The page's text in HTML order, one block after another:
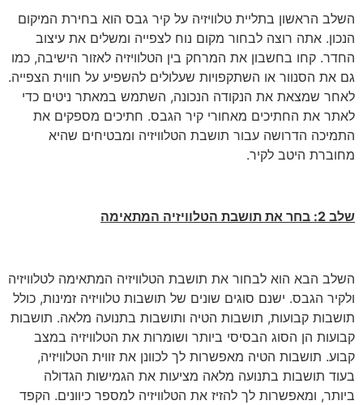
השלב הראשון בתליית טלוויזיה על קיר גבס הוא בחירת המיקום
הנכון. אתה רוצה לבחור מקום נוח לצפייה ומשלים את עיצוב
החדר. קחו בחשבון את המרחק בין הטלוויזיה לאזור הישיבה, כמו
גם את הסנוור או השתקפויות שעלולים להשפיע על חווית הצפייה.
לאחר שמצאת את הנקודה הנכונה, השתמש במאתר ניטים כדי
לאתר את החתיכים מאחורי קיר הגבס. חתיכים מספקים את
התמיכה הדרושה עבור תושבת הטלוויזיה ומבטיחים שהיא
מחוברת היטב לקיר.
שלב 2: בחר את תושבת הטלוויזיה המתאימה
השלב הבא הוא לבחור את תושבת הטלוויזיה המתאימה לטלוויזיה
ולקיר הגבס. ישנם סוגים שונים של תושבות טלוויזיה זמינות, כולל
תושבות קבועות, תושבות הטיה ותושבות בתנועה מלאה. תושבות
קבועות הן הסוג הבסיסי ביותר ושומרות את הטלוויזיה במצב
קבוע. תושבות הטיה מאפשרות לך לכוונן את זווית הטלוויזיה,
בעוד תושבות בתנועה מלאה מציעות את הגמישות הגדולה
ביותר, ומאפשרות לך להזיז את הטלוויזיה למספר כיוונים. הקפד